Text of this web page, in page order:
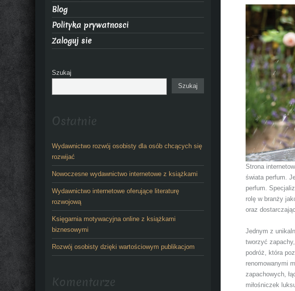
Strona
świata perfum.
perfum.
rolę w branży
oraz
Jednym z
tworzyć
podróż, która
renomowanymi
zapachowych,
miłośniczek
Blog
Polityka prywatnosci
Zaloguj sie
Szukaj
Szukaj
Ostatnie
Wydawnictwo rozwój osobisty dla osób chcących się
rozwijać
Nowoczesne wydawnictwo internetowe z książkami
Wydawnictwo internetowe oferujące literaturę
rozwojową
Księgarnia motywacyjna online z książkami
biznesowymi
Rozwój osobisty dzięki wartościowym publikacjom
Komentarze